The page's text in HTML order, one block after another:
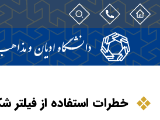
خطرات استفاده از فیلتر